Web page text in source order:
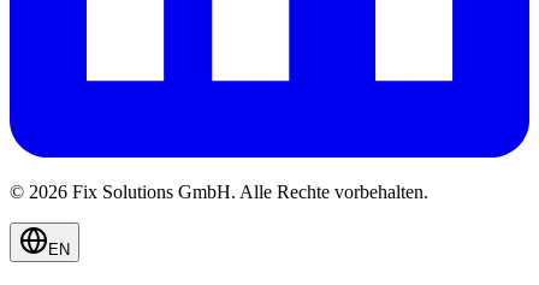
© 2026 Fix Solutions GmbH. Alle Rechte vorbehalten.
EN